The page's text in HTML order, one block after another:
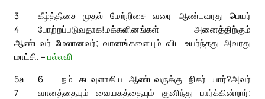
3
கீழ்த்திசை முதல் மேற்றிசை வரை ஆண்டவரது பெயர்
போற்றப்படுவதாக!
4
மக்களினங்கள் அனைத்திற்கும்
ஆண்டவர் மேலானவர்; வானங்களையும் விட உயர்ந்தது அவரது
மாட்சி. – பல்லவி
5a
நம் கடவுளாகிய ஆண்டவருக்கு நிகர் யார்?
6
அவர்
வானத்தையும் வையகத்தையும் குனிந்து பார்க்கின்றார்;
7